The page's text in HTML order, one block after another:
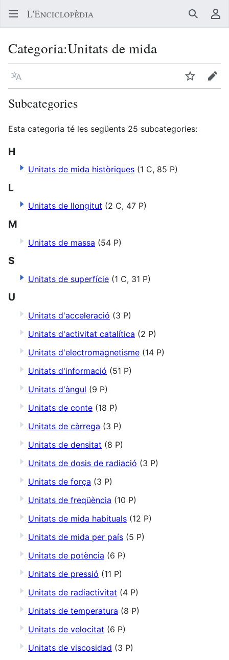
Buscar
Categoria:Unitats de mida
Llegir en un atre idioma Vigilar
Subcategories
Esta categoria té les següents 25 subcategories:
H
Unitats de mida històriques (1 C, 85 P)
L
Unitats de llongitut (2 C, 47 P)
M
Unitats de massa (54 P)
S
Unitats de superfície (1 C, 31 P)
U
Unitats d'acceleració (3 P)
Unitats d'activitat catalítica (2 P)
Unitats d'electromagnetisme (14 P)
Unitats d'informació (51 P)
Unitats d'àngul (9 P)
Unitats de conte (18 P)
Unitats de càrrega (3 P)
Unitats de densitat (8 P)
Unitats de dosis de radiació (3 P)
Unitats de força (3 P)
Unitats de freqüència (10 P)
Unitats de mida habituals (12 P)
Unitats de mida per país (5 P)
Unitats de potència (6 P)
Unitats de pressió (11 P)
Unitats de radiactivitat (4 P)
Unitats de temperatura (8 P)
Unitats de velocitat (6 P)
Unitats de viscosidad (3 P)